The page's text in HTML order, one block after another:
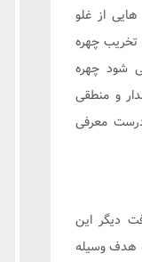
از غلو
چهره
شود چهره
و منطقی
معرفی
دیگر این
هدف وسیله